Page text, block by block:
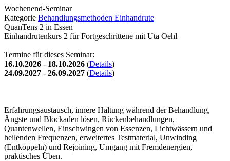
Wochenend-Seminar
Kategorie Behandlungsmethoden Einhandrute
QuanTens 2 in Essen
Einhandrutenkurs 2 für Fortgeschrittene mit Uta Oehl
Termine für dieses Seminar:
16.10.2026 - 18.10.2026 (Details)
24.09.2027 - 26.09.2027 (Details)
Erfahrungsaustausch, innere Haltung während der Behandlung,
Ängste und Blockaden lösen, Rückenbehandlungen,
Quantenwellen, Einschwingen von Essenzen, Lichtwässern und
heilenden Frequenzen, erweitertes Testmaterial, Unwinding
(Entkoppeln) und Rejoining, Umgang mit Fremdenergien,
praktisches Üben.